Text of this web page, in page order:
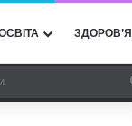
ЗДОРОВ’Я